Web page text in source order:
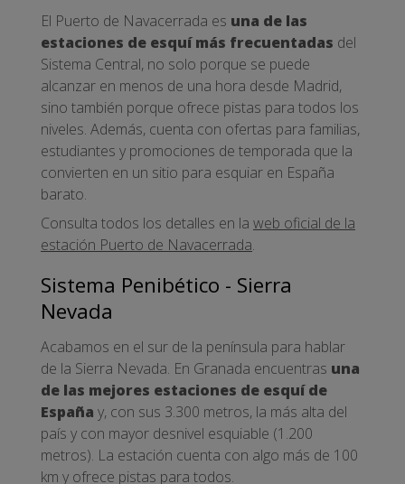
El Puerto de Navacerrada es una de las
estaciones de esquí más frecuentadas del
Sistema Central, no solo porque se puede
alcanzar en menos de una hora desde Madrid,
sino también porque ofrece pistas para todos los
niveles. Además, cuenta con ofertas para familias,
estudiantes y promociones de temporada que la
convierten en un sitio para esquiar en España
barato.
Consulta todos los detalles en la web oficial de la
estación Puerto de Navacerrada.
Sistema Penibético - Sierra
Nevada
Acabamos en el sur de la península para hablar
de la Sierra Nevada. En Granada encuentras una
de las mejores estaciones de esquí de
España y, con sus 3.300 metros, la más alta del
país y con mayor desnivel esquiable (1.200
metros). La estación cuenta con algo más de 100
km y ofrece pistas para todos.